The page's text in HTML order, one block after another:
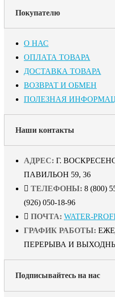
Покупателю
О НАС
ОПЛАТА ТОВАРА
ДОСТАВКА ТОВАРА
ВОЗВРАТ И ОБМЕН
ПОЛЕЗНАЯ
Наши контакты
АДРЕС: Г.
ПАВИЛЬОН 59, 36
ТЕЛЕФОНЫ: 8 (800)
(926) 050-18-96
ПОЧТА: WATER-
ГРАФИК РАБОТЫ:
ПЕРЕРЫВА И
Подписывайтесь на нас